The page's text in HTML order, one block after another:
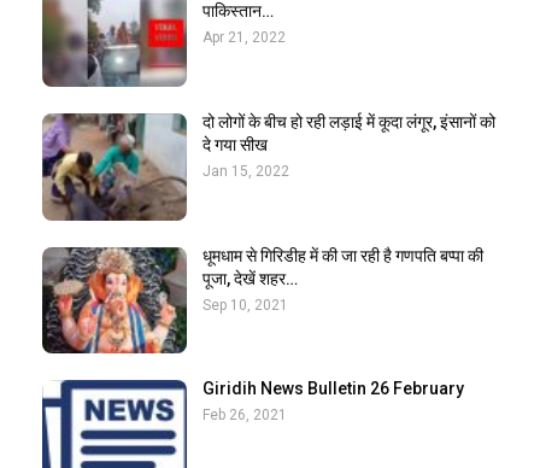
पाकिस्तान…
Apr 21, 2022
दो लोगों के बीच हो रही लड़ाई में कूदा लंगूर, इंसानों को
दे गया सीख
Jan 15, 2022
धूमधाम से गिरिडीह में की जा रही है गणपति बप्पा की
पूजा, देखें शहर…
Sep 10, 2021
Giridih News Bulletin 26 February
Feb 26, 2021